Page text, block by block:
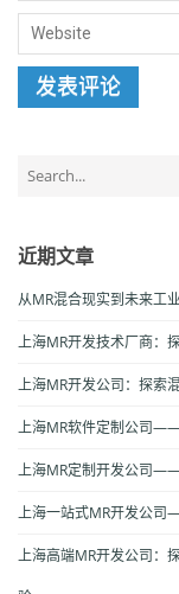
for:
近期文章
从MR混合现实到未来工
上海MR开发技术厂商：
上海MR开发公司：探索
上海MR软件定制公司
上海MR定制开发公司
上海一站式MR开发公司
上海高端MR开发公司：